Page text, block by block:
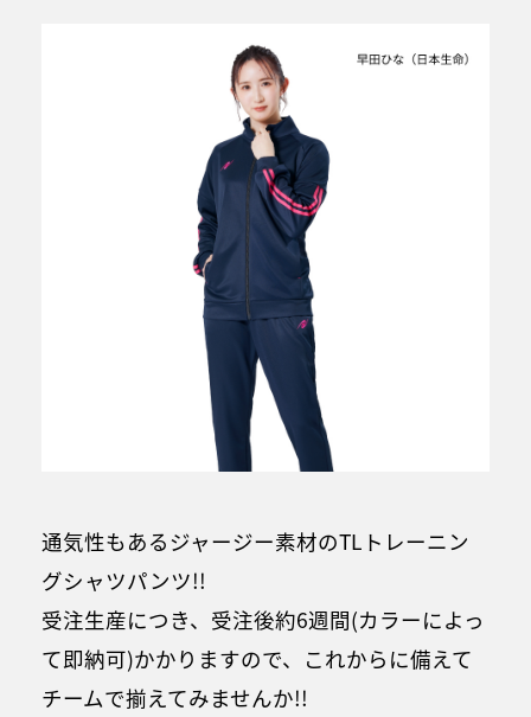
通気性もあるジャージー素材のTLトレーニン
グシャツパンツ!!
受注生産につき、受注後約6週間(カラーによっ
て即納可)かかりますので、これからに備えて
チームで揃えてみませんか!!